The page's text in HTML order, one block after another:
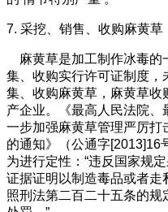
7. 采挖、销售、收购麻黄草
麻黄草是加工制作冰毒的
集、收购实行许可证制度
集、收购麻黄草，麻黄草收
产企业。《最高人民法院
一步加强麻黄草管理严厉打
的通知》（公通字[2013]16
为进行定性：“违反国家规
证据证明以制造毒品或者走
照刑法第二百二十五条的